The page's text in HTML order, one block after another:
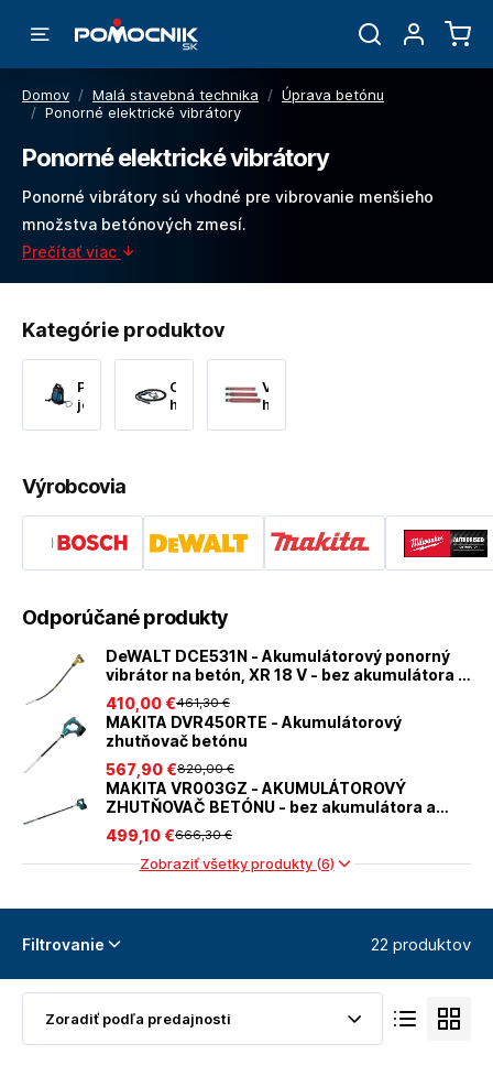
Domov / Malá stavebná technika / Úprava betónu
/ Ponorné elektrické vibrátory
Ponorné elektrické vibrátory
Ponorné vibrátory sú vhodné pre vibrovanie menšieho
množstva betónových zmesí.
Prečítať viac
Kategórie produktov
Pohonná
jednotka
Ohybné
hriadele
Vibračné
hlavice
Výrobcovia
Odporúčané produkty
DeWALT DCE531N - Akumulátorový ponorný
vibrátor na betón, XR 18 V - bez akumulátora a
nabíjačky461,30 €
410 ,00 €
MAKITA DVR450RTE - Akumulátorový
zhutňovač betónu
820,00 €
567 ,90 €
MAKITA VR003GZ - AKUMULÁTOROVÝ
ZHUTŇOVAČ BETÓNU - bez akumulátora a
nabíjačky666,30 €
499 ,10 €
Zobraziť všetky produkty (6)
Filtrovanie 22 produktov